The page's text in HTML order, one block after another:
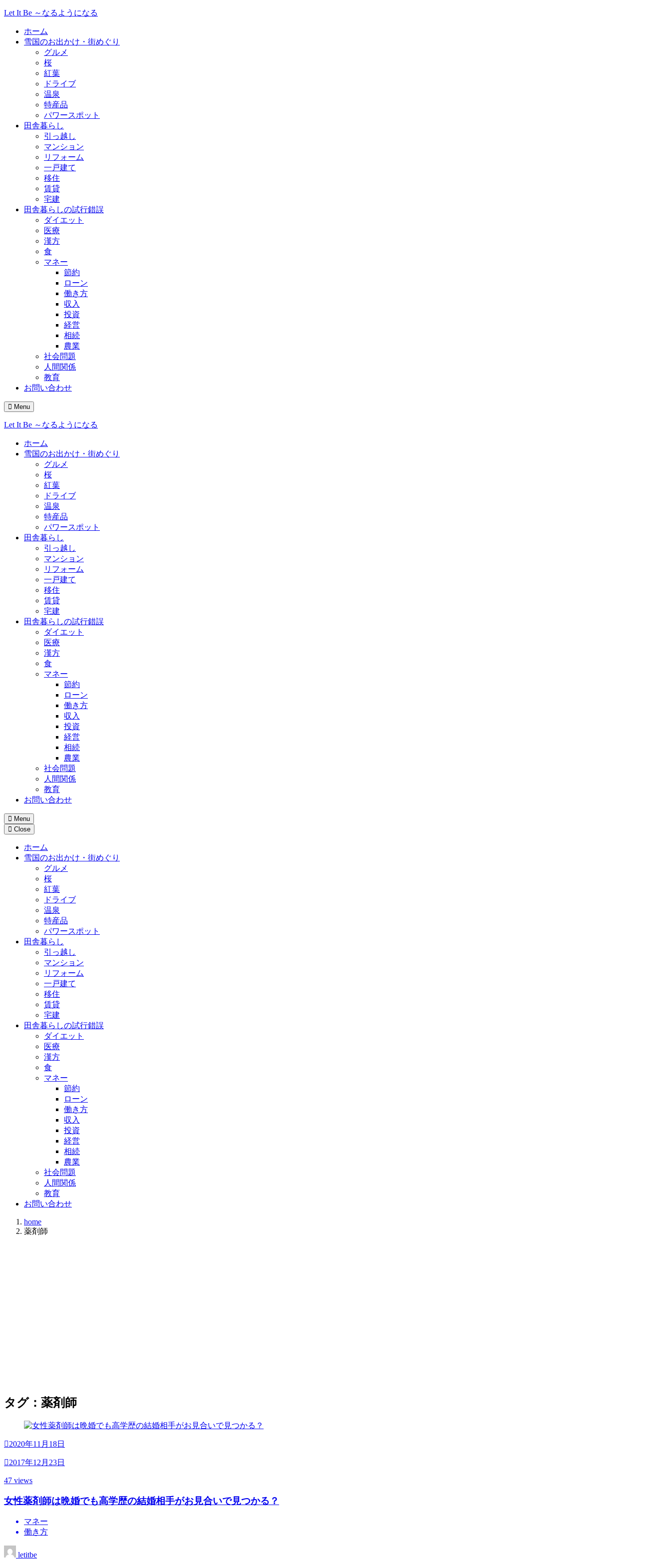
Let It Be ～なるようになる
ホーム
雪国のお出かけ・街めぐり
グルメ
桜
紅葉
ドライブ
温泉
特産品
パワースポット
田舎暮らし
引っ越し
マンション
リフォーム
一戸建て
移住
賃貸
宅建
田舎暮らしの試行錯誤
ダイエット
医療
漢方
食
マネー
節約
ローン
働き方
収入
投資
経営
相続
農業
社会問題
人間関係
教育
お問い合わせ
Menu
Let It Be ～なるようになる
ホーム
雪国のお出かけ・街めぐり
グルメ
桜
紅葉
ドライブ
温泉
特産品
パワースポット
田舎暮らし
引っ越し
マンション
リフォーム
一戸建て
移住
賃貸
宅建
田舎暮らしの試行錯誤
ダイエット
医療
漢方
食
マネー
節約
ローン
働き方
収入
投資
経営
相続
農業
社会問題
人間関係
教育
お問い合わせ
Menu
Close
ホーム
雪国のお出かけ・街めぐり
グルメ
桜
紅葉
ドライブ
温泉
特産品
パワースポット
田舎暮らし
引っ越し
マンション
リフォーム
一戸建て
移住
賃貸
宅建
田舎暮らしの試行錯誤
ダイエット
医療
漢方
食
マネー
節約
ローン
働き方
収入
投資
経営
相続
農業
社会問題
人間関係
教育
お問い合わせ
home
薬剤師
タグ：薬剤師
2020年11月18日
2017年12月23日
47 views
女性薬剤師は晩婚でも高学歴の結婚相手がお見合いで見つかる？
マネー
働き方
letitbe